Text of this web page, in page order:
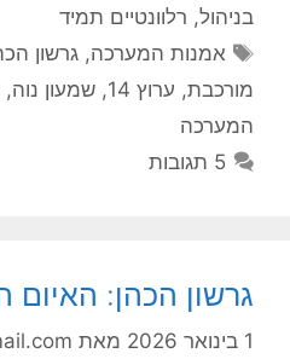
בניהול, רלוונטיים תמיד
תגיות
אמנות המערכה,גרשון
מורכבת, ערוץ 14 , שמעון נוה,
המערכה
5 תגובות
גרשון הכהן: האיום
1 בינואר 2026 מאת